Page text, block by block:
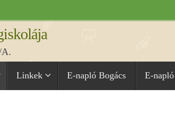
A.
Linkek E-napló Bogács E-